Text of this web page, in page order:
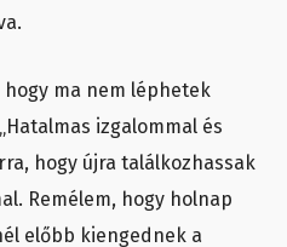
hogy ma nem léphetek
izgalommal és
hogy újra találkozhassak
Remélem, hogy holnap
előbb kiengednek a